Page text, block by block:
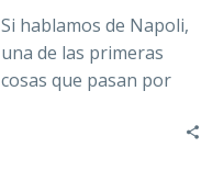
Si hablamos de Napoli,
una de las primeras
cosas que pasan por